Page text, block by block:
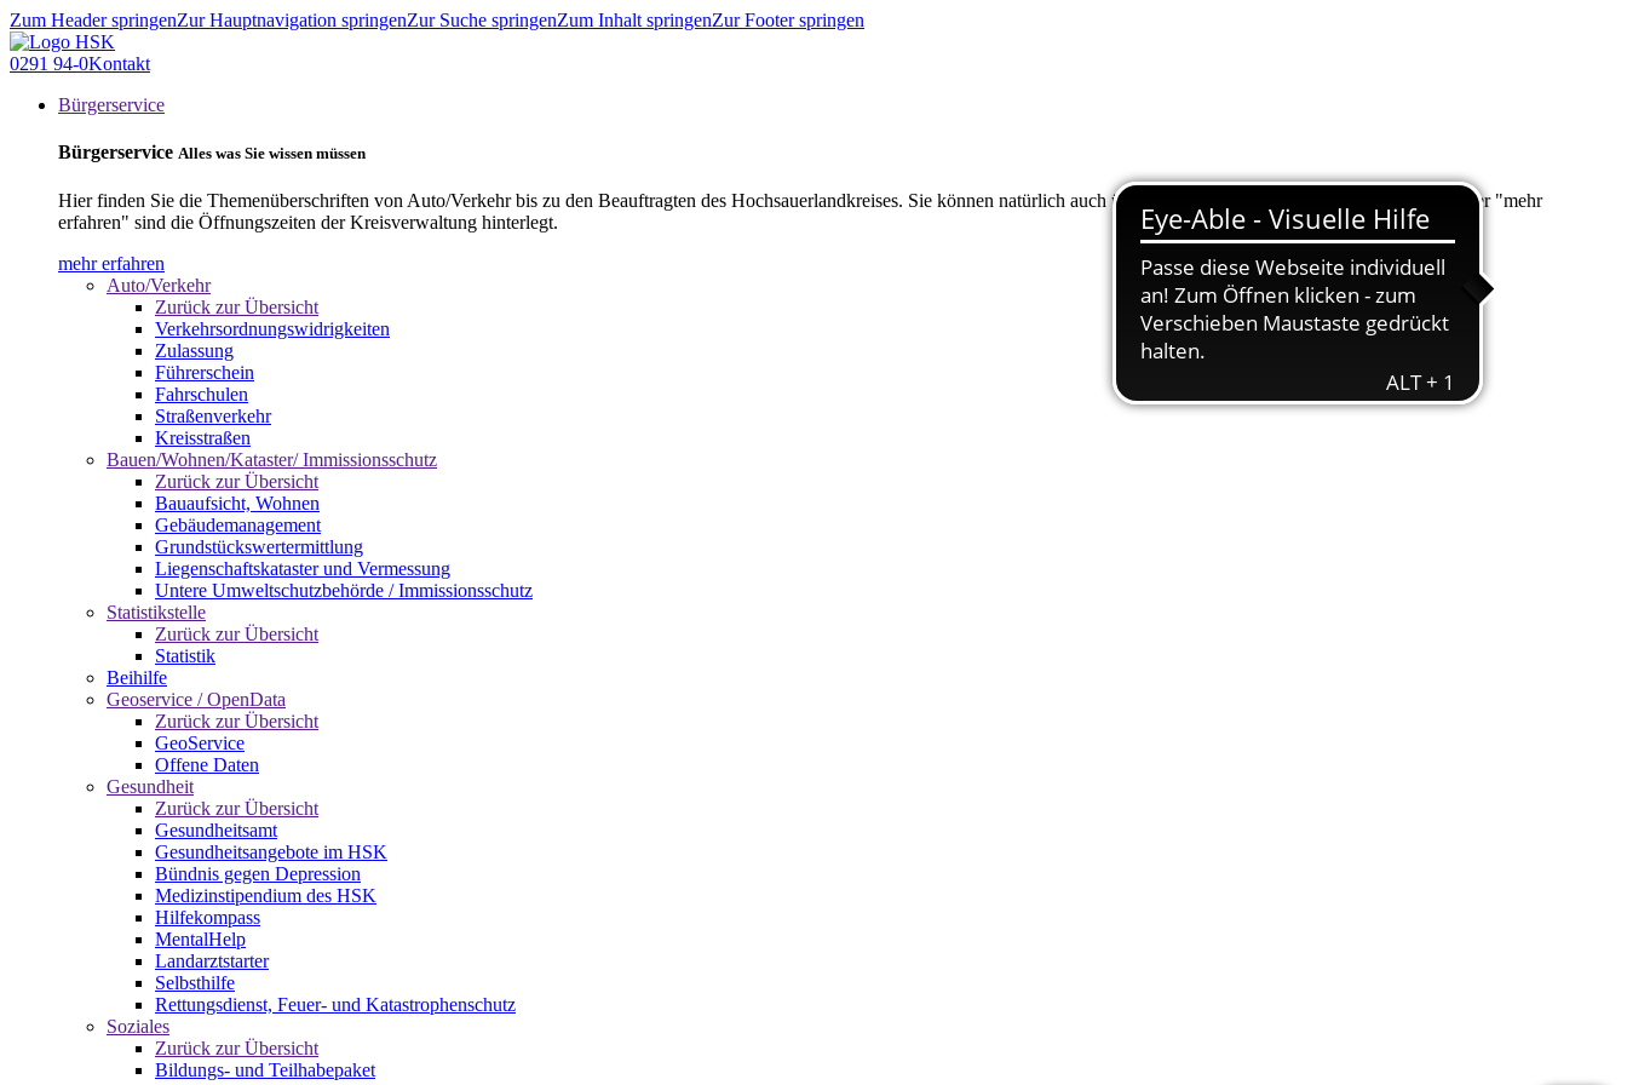
Zum Header springenZur Hauptnavigation springenZur Suche springenZum Inhalt springenZur Footer springen
0291 94-0Kontakt
Bürgerservice
Bürgerservice Alles was Sie wissen müssen
Hier finden Sie die Themenüberschriften von Auto/Verkehr bis zu den Beauftragten des Hochsauerlandkreises. Sie können natürlich auch über "Suche" nach Ihrem Anliegen suchen. Unter "mehr
erfahren" sind die Öffnungszeiten der Kreisverwaltung hinterlegt.
mehr erfahren
Auto/Verkehr
Zurück zur Übersicht
Verkehrsordnungswidrigkeiten
Zulassung
Führerschein
Fahrschulen
Straßenverkehr
Kreisstraßen
Bauen/Wohnen/Kataster/ Immissionsschutz
Zurück zur Übersicht
Bauaufsicht, Wohnen
Gebäudemanagement
Grundstückswertermittlung
Liegenschaftskataster und Vermessung
Untere Umweltschutzbehörde / Immissionsschutz
Statistikstelle
Zurück zur Übersicht
Statistik
Beihilfe
Geoservice / OpenData
Zurück zur Übersicht
GeoService
Offene Daten
Gesundheit
Zurück zur Übersicht
Gesundheitsamt
Gesundheitsangebote im HSK
Bündnis gegen Depression
Medizinstipendium des HSK
Hilfekompass
MentalHelp
Landarztstarter
Selbsthilfe
Rettungsdienst, Feuer- und Katastrophenschutz
Soziales
Zurück zur Übersicht
Bildungs- und Teilhabepaket